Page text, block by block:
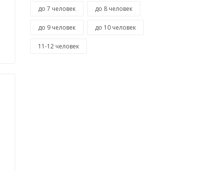
до 7 человек до 8 человек
до 9 человек до 10 человек
11-12 человек